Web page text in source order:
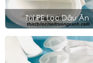
Túi PE Lọc Dầu Ăn